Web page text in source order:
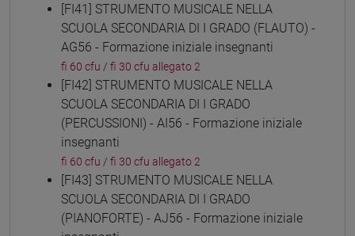
[FI41] STRUMENTO MUSICALE NELLA
SCUOLA SECONDARIA DI I GRADO (FLAUTO) -
AG56 - Formazione iniziale insegnanti
fi 60 cfu / fi 30 cfu allegato 2
[FI42] STRUMENTO MUSICALE NELLA
SCUOLA SECONDARIA DI I GRADO
(PERCUSSIONI) - AI56 - Formazione iniziale
insegnanti
fi 60 cfu / fi 30 cfu allegato 2
[FI43] STRUMENTO MUSICALE NELLA
SCUOLA SECONDARIA DI I GRADO
(PIANOFORTE) - AJ56 - Formazione iniziale